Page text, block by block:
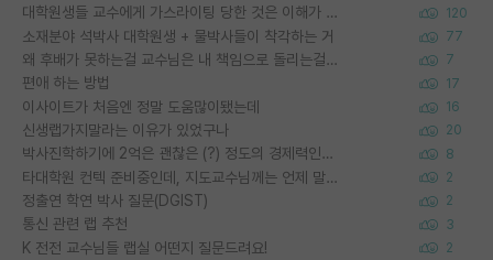
대학원생들 교수에게 가스라이팅 당한 것은 이해가 갑니다. 안타깝네요. 120
소재분야 석박사 대학원생 + 물박사들이 착각하는 거 77
왜 후배가 못하는걸 교수님은 내 책임으로 돌리는걸까요? 7
편애 하는 방법 17
이사이트가 처음엔 정말 도움많이됐는데 16
신생랩가지말라는 이유가 있었구나 20
박사진학하기에 2억은 괜찮은 (?) 정도의 경제력인가요 8
타대학원 컨텍 준비중인데, 지도교수님께는 언제 말씀드려야 할까요? 2
정출연 학연 박사 질문(DGIST) 2
통신 관련 랩 추천 3
K 전전 교수님들 랩실 어떤지 질문드려요! 2